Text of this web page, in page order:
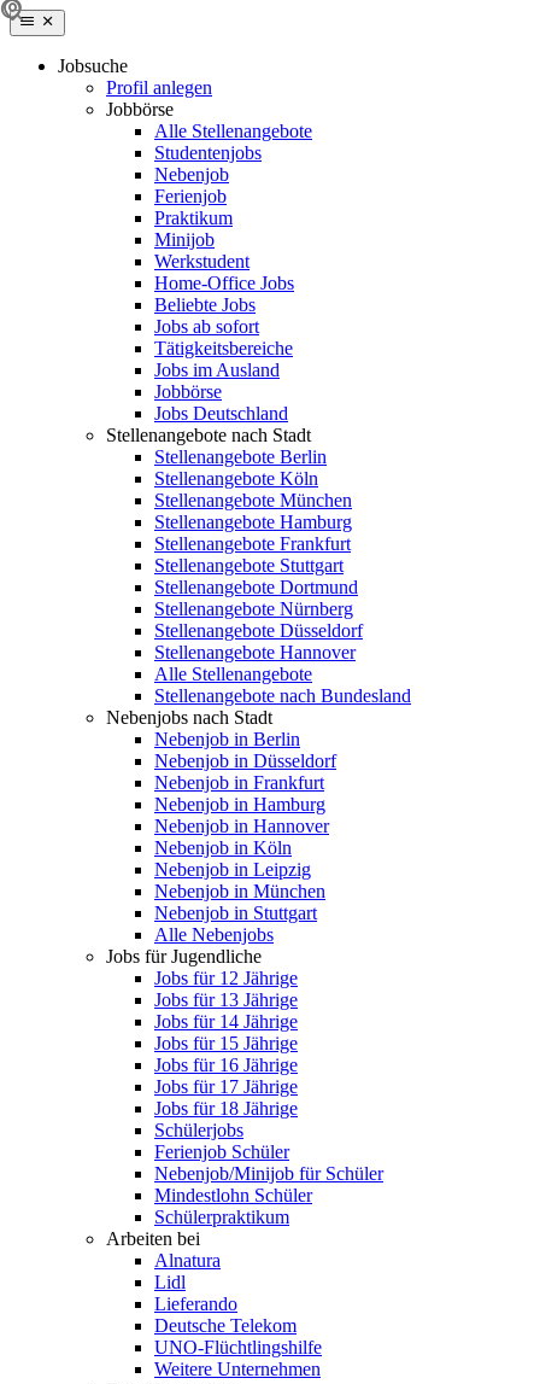
Jobsuche
Profil anlegen
Jobbörse
Alle Stellenangebote
Studentenjobs
Nebenjob
Ferienjob
Praktikum
Minijob
Werkstudent
Home-Office Jobs
Beliebte Jobs
Jobs ab sofort
Tätigkeitsbereiche
Jobs im Ausland
Jobbörse
Jobs Deutschland
Stellenangebote nach Stadt
Stellenangebote Berlin
Stellenangebote Köln
Stellenangebote München
Stellenangebote Hamburg
Stellenangebote Frankfurt
Stellenangebote Stuttgart
Stellenangebote Dortmund
Stellenangebote Nürnberg
Stellenangebote Düsseldorf
Stellenangebote Hannover
Alle Stellenangebote
Stellenangebote nach Bundesland
Nebenjobs nach Stadt
Nebenjob in Berlin
Nebenjob in Düsseldorf
Nebenjob in Frankfurt
Nebenjob in Hamburg
Nebenjob in Hannover
Nebenjob in Köln
Nebenjob in Leipzig
Nebenjob in München
Nebenjob in Stuttgart
Alle Nebenjobs
Jobs für Jugendliche
Jobs für 12 Jährige
Jobs für 13 Jährige
Jobs für 14 Jährige
Jobs für 15 Jährige
Jobs für 16 Jährige
Jobs für 17 Jährige
Jobs für 18 Jährige
Schülerjobs
Ferienjob Schüler
Nebenjob/Minijob für Schüler
Mindestlohn Schüler
Schülerpraktikum
Arbeiten bei
Alnatura
Lidl
Lieferando
Deutsche Telekom
UNO-Flüchtlingshilfe
Weitere Unternehmen